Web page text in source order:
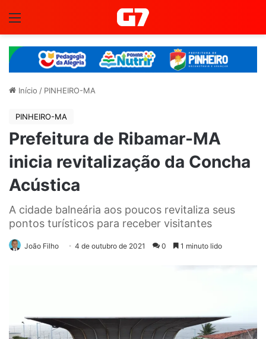
Início / PINHEIRO-MA
PINHEIRO-MA
Prefeitura de Ribamar-MA
inicia revitalização da Concha
Acústica
A cidade balneária aos poucos revitaliza seus
pontos turísticos para receber visitantes
João Filho 4 de outubro de 2021 0 1 minuto lido